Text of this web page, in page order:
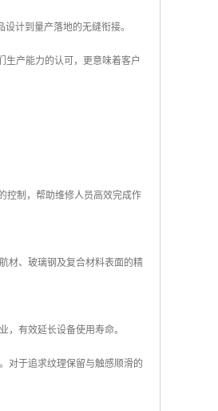
计到量产落地的无缝衔接。
生产能力的认可，更意味着客户
控制，帮助维修人员高效完成作
材、玻璃钢及复合材料表面的精
，有效延长设备使用寿命。
对于追求纹理保留与触感顺滑的